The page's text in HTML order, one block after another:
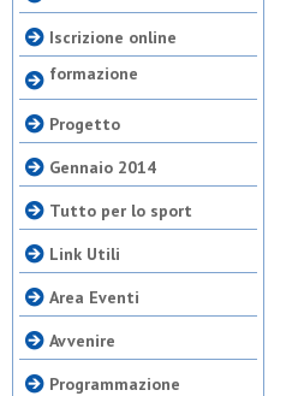
Iscrizione online
formazione
Progetto
Gennaio 2014
Tutto per lo sport
Link Utili
Area Eventi
Avvenire
Programmazione